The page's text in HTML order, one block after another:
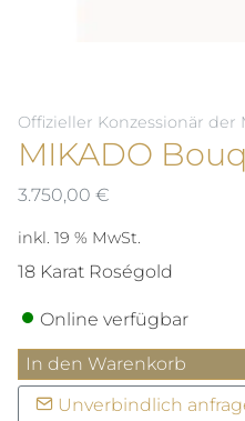
Offizieller Konzessionär der
MIKADO
3.750,00 €
inkl. 19 % MwSt.
18 Karat Roségold
Online verfügbar
MIKADO
Bouquet
Anhänger
In den Warenkorb
Unverbindlich